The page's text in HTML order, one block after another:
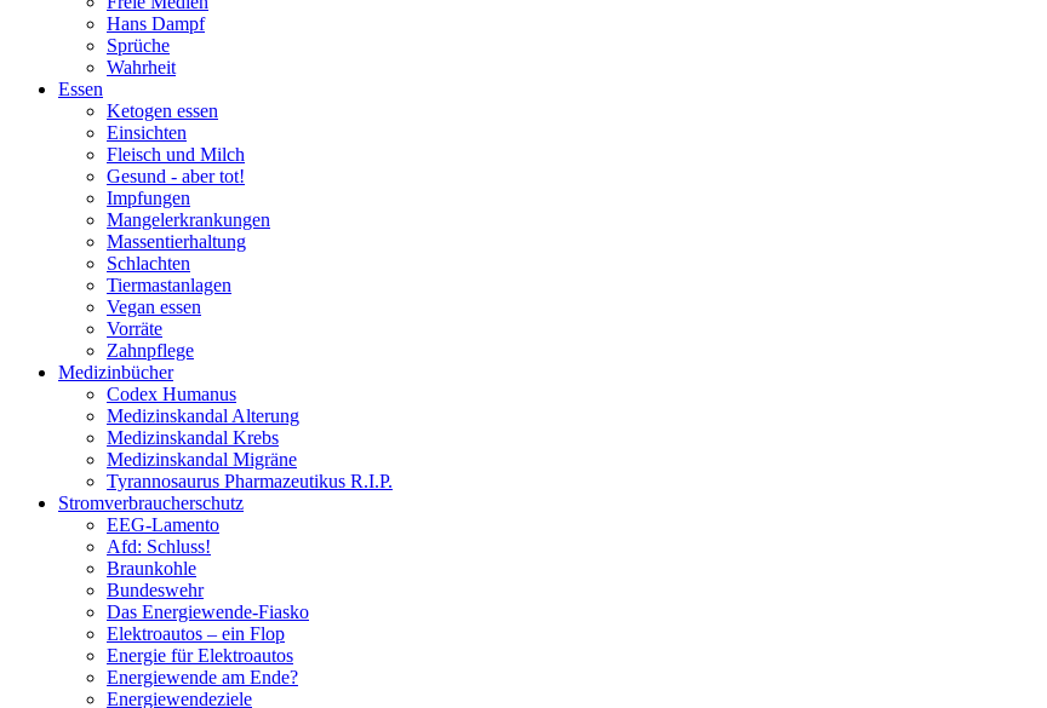
Hans Dampf
Sprüche
Wahrheit
Essen
Ketogen essen
Einsichten
Fleisch und Milch
Gesund - aber tot!
Impfungen
Mangelerkrankungen
Massentierhaltung
Schlachten
Tiermastanlagen
Vegan essen
Vorräte
Zahnpflege
Medizinbücher
Codex Humanus
Medizinskandal Alterung
Medizinskandal Krebs
Medizinskandal Migräne
Tyrannosaurus Pharmazeutikus R.I.P.
Stromverbraucherschutz
EEG-Lamento
Afd: Schluss!
Braunkohle
Bundeswehr
Das Energiewende-Fiasko
Elektroautos – ein Flop
Energie für Elektroautos
Energiewende am Ende?
Energiewendeziele